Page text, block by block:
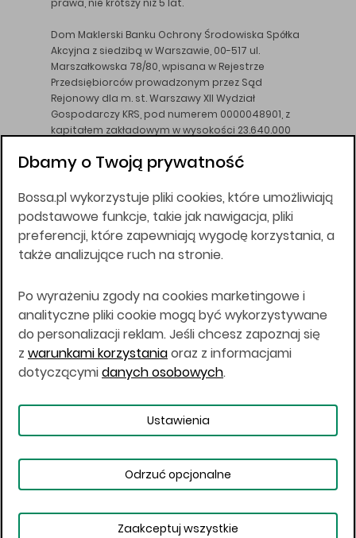
prawa, nie krótszy niż 5 lat.
Dom Maklerski Banku Ochrony Środowiska Spółka
Akcyjna z siedzibą w Warszawie, 00-517 ul.
Marszałkowska 78/80, wpisana w Rejestrze
Przedsiębiorców prowadzonym przez Sąd
Rejonowy dla m. st. Warszawy XII Wydział
Gospodarczy KRS, pod numerem 0000048901, z
kapitałem zakładowym w wysokości 23.640.000
DM BOŚ działa na podstawie zezwolenia KNF z dnia
Wszelkie informacje na niniejszej stronie w tym
informacje o produktach inwestycyjnych nie są
kierowane do osób mających miejsce
zamieszkania lub pobytu w Stanach
Japonii, ani w dowolnej innej jurysdykcji, w której
taki materiał byłby sprzeczny z prawem lub w
których zgodne z prawem nabycie produktów
inwestycyjnych nie jest możliwe lub w której nie
jest możliwe złożenie oferty. Prawa obowiązujące
w danej jurysdykcji określają, czy jest możliwe
nabycie poszczególnych produktów
Copyright © 2026 BOŚ | BOSSA.PL
Warunki korzystania
Dane osobowe
Dbamy o Twoją prywatność
Bossa.pl wykorzystuje pliki cookies, które umożliwiają
podstawowe funkcje, takie jak nawigacja, pliki
preferencji, które zapewniają wygodę korzystania, a
także analizujące ruch na stronie.
Po wyrażeniu zgody na cookies marketingowe i
analityczne pliki cookie mogą być wykorzystywane
do personalizacji reklam. Jeśli chcesz zapoznaj się
z warunkami korzystaniaoraz z informacjami
dotyczącymidanych osobowych.
Ustawienia
Odrzuć opcjonalne
Zaakceptuj wszystkie